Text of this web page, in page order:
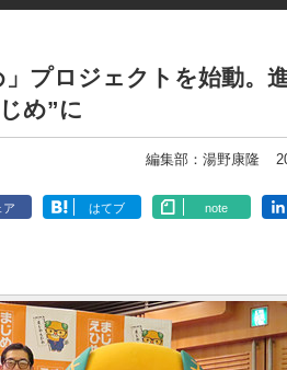
プロジェクトを始動。
め”に
編集部：湯野康隆
ア はてブ note